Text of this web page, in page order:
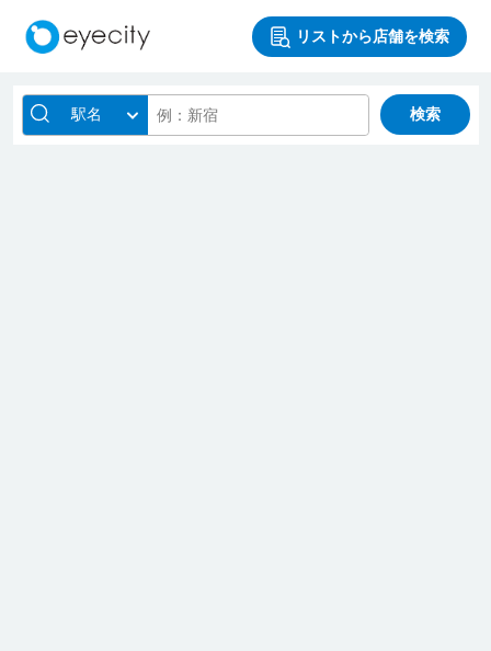
リストから店舗を検索
駅名 検索